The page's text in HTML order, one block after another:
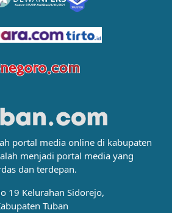
portal media online di kabupaten
menjadi portal media yang
dan terdepan.
19 Kelurahan Sidorejo,
Tuban